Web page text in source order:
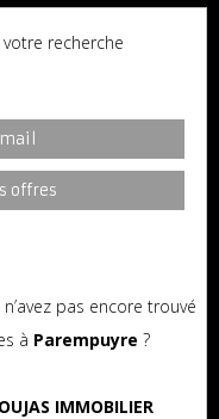
recherche
offres
pas encore trouvé
à Parempuyre ?
IMMOBILIER